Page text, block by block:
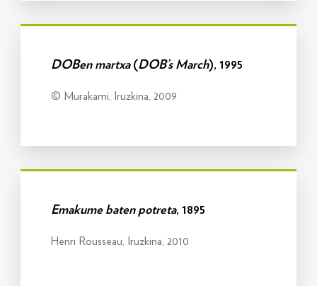
DOBen martxa(DOB’s March), 1995
© Murakami, Iruzkina, 2009
Emakume baten potreta, 1895
Henri Rousseau, Iruzkina, 2010